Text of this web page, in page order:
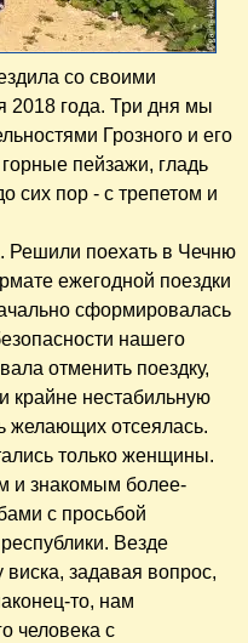
со своими
2018 года. Три дня мы
Грозного и его
горные пейзажи, гладь
сих пор - с трепетом и
Решили поехать в Чечню
ежегодной поездки
сформировалась
нашего
отменить поездку,
крайне нестабильную
желающих отсеялась.
только женщины.
и знакомым более-
с просьбой
Везде
виска, задавая вопрос,
то, нам
человека с